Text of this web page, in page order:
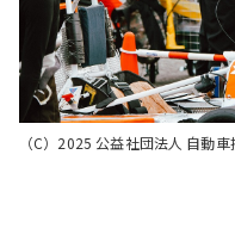
（C）2025 公益社団法人 自動